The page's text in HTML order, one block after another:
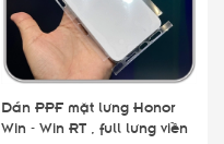
Dán PPF mặt lưng Honor
Win - Win RT , full lưng viền